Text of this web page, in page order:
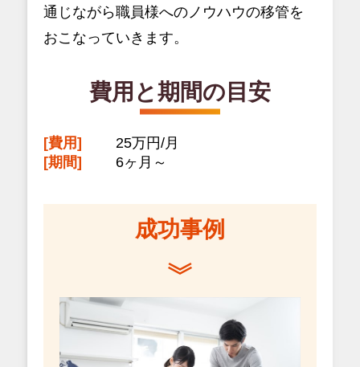
通じながら職員様へのノウハウの移管を
おこなっていきます。
費用と期間の目安
[費用]
25万円/月
[期間]
6ヶ月～
成功事例